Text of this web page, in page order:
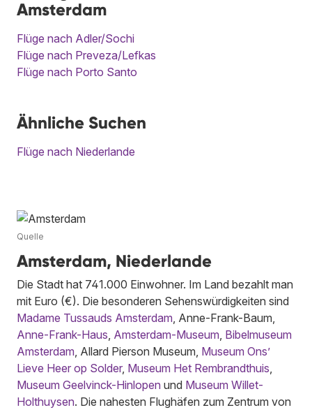
Amsterdam
Flüge nach Adler/Sochi
Flüge nach Preveza/Lefkas
Flüge nach Porto Santo
Ähnliche Suchen
Flüge nach Niederlande
Quelle
Amsterdam, Niederlande
Die Stadt hat 741.000 Einwohner. Im Land bezahlt man
mit Euro (€). Die besonderen Sehenswürdigkeiten sind
Madame Tussauds Amsterdam , Anne-Frank-Baum,
Anne-Frank-Haus Amsterdam-Museum Bibelmuseum
Amsterdam , Allard Pierson Museum, Museum Ons’
Lieve Heer op Solder, Museum Het Rembrandthuis
Museum Geelvinck-Hinlopen und Museum Willet-
Holthuysen. Die nahesten Flughäfen zum Zentrum von